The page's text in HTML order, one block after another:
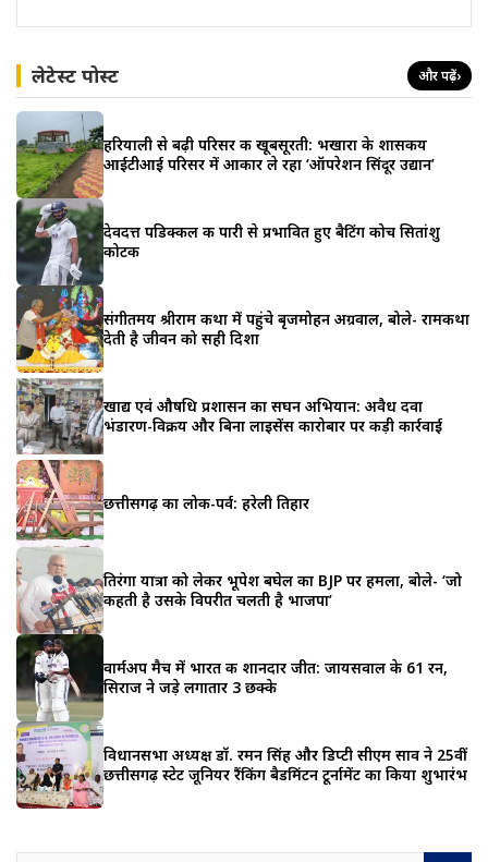
लेटेस्ट पोस्ट और पढ़ें›
हरियाली से बढ़ी परिसर की खूबसूरती: भखारा के शासकीय
आईटीआई परिसर में आकार ले रहा ‘ऑपरेशन सिंदूर उद्यान’
देवदत्त पडिक्कल की पारी से प्रभावित हुए बैटिंग कोच सितांशु
कोटक
संगीतमय श्रीराम कथा में पहुंचे बृजमोहन अग्रवाल, बोले- रामकथा
देती है जीवन को सही दिशा
खाद्य एवं औषधि प्रशासन का सघन अभियान: अवैध दवा
भंडारण-विक्रय और बिना लाइसेंस कारोबार पर कड़ी कार्रवाई
छत्तीसगढ़ का लोक-पर्व: हरेली तिहार
तिरंगा यात्रा को लेकर भूपेश बघेल का BJP पर हमला, बोले- ‘जो
कहती है उसके विपरीत चलती है भाजपा’
वार्मअप मैच में भारत की शानदार जीत: जायसवाल के 61 रन,
सिराज ने जड़े लगातार 3 छक्के
विधानसभा अध्यक्ष डॉ. रमन सिंह और डिप्टी सीएम साव ने 25वीं
छत्तीसगढ़ स्टेट जूनियर रैंकिंग बैडमिंटन टूर्नामेंट का किया शुभारंभ